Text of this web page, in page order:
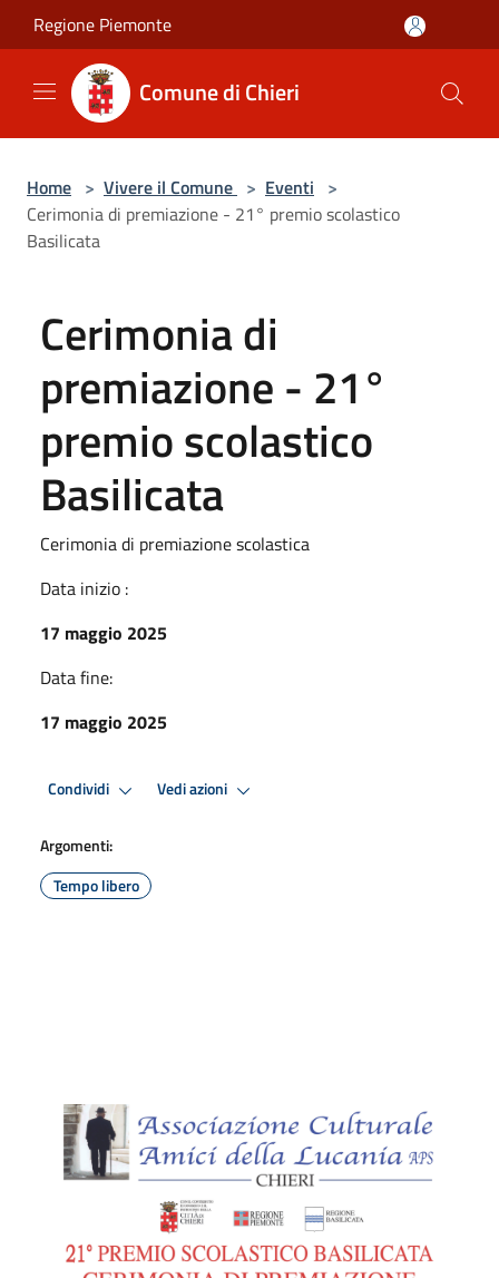
Salta al contenuto principale
Regione Piemonte
Comune di Chieri
Home > Vivere il Comune > Eventi >
Cerimonia di premiazione - 21° premio scolastico
Basilicata
Cerimonia di
premiazione - 21°
premio scolastico
Basilicata
Cerimonia di premiazione scolastica
Data inizio :
17 maggio 2025
Data fine:
17 maggio 2025
Condividi Vedi azioni
Argomenti:
Tempo libero